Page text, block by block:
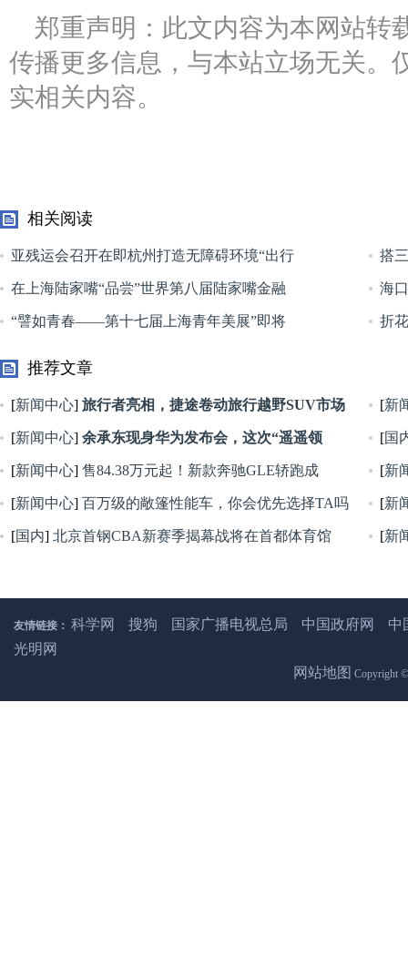
郑重声明：此文内容为本网站转
传播更多信息，与本站立场无关。
实相关内容。
相关阅读
亚残运会召开在即杭州打造无障碍环境“出行 搭
在上海陆家嘴“品尝”世界第八届陆家嘴金融 海
“譬如青春——第十七届上海青年美展”即将 折
推荐文章
[新闻中心] 旅行者亮相，捷途卷动旅行越野SUV市场 [新
[新闻中心] 余承东现身华为发布会，这次“遥遥领
先”的
[国
[新闻中心] 售84.38万元起！新款奔驰GLE轿跑成 [新
[新闻中心] 百万级的敞篷性能车，你会优先选择TA吗 [新
[国内] 北京首钢CBA新赛季揭幕战将在首都体育馆 [新
友情链接： 科学网 搜狗 国家广播电视总局 中国政府网
中
光明网
网站地图 Copyright